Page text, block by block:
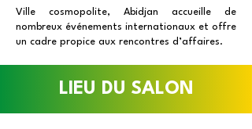
Ville cosmopolite, Abidjan accueille de
nombreux événements internationaux et offre
un cadre propice aux rencontres d’affaires.
LIEU DU SALON